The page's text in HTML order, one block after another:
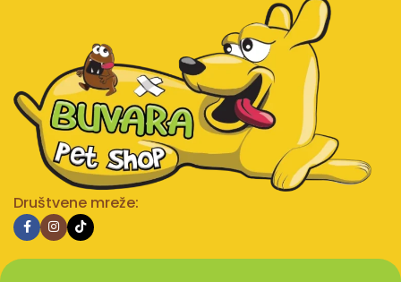
Društvene mreže: